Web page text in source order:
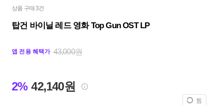
상품 구매 3건
탑건 바이닐 레드 영화 Top Gun OST LP
앱 전용 혜택가 43,000원
2% 42,140원
찜